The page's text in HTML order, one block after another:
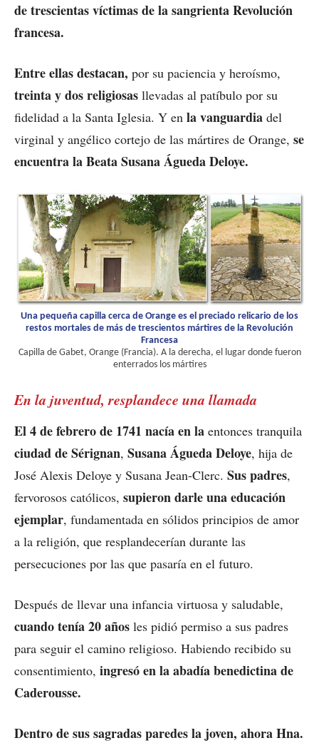
de trescientas víctimas de la sangrienta Revolución
francesa.
Entre ellas destacan, por su paciencia y heroísmo,
treinta y dos religiosas llevadas al patíbulo por su
fidelidad a la Santa Iglesia. Y en la vanguardia del
virginal y angélico cortejo de las mártires de Orange, se
encuentra la Beata Susana Águeda Deloye.
Una pequeña capilla cerca de Orange es el preciado relicario de los
restos mortales de más de trescientos mártires de la Revolución
Francesa
Capilla de Gabet, Orange (Francia). A la derecha, el lugar donde fueron
enterrados los mártires
En la juventud, resplandece una llamada
El 4 de febrero de 1741 nacía enla entonces tranquila
ciudad de Sérignan, Susana Águeda Deloye, hija de
José Alexis Deloye y Susana Jean-Clerc. Sus padres,
fervorosos católicos, supieron darle una educación
ejemplar, fundamentada en sólidos principios de amor
a la religión, que resplandecerían durante las
persecuciones por las que pasaría en el futuro.
Después de llevar una infancia virtuosa y saludable,
cuando tenía 20 años les pidió permiso a sus padres
para seguir el camino religioso. Habiendo recibido su
consentimiento, ingresó en la abadía benedictina de
Caderousse.
Dentro de sus sagradas paredes la joven, ahora Hna.